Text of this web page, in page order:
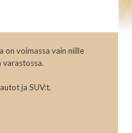
voimassa vain niille
ja SUV:t.